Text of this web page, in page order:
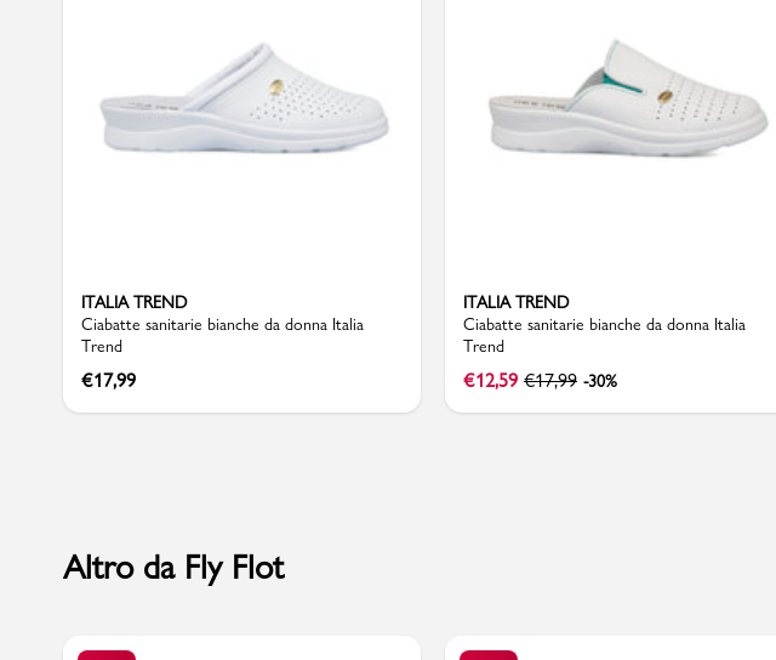
ITALIA TREND
Ciabatte sanitarie bianche da donna Italia
Trend
€17,99
ITALIA TREND
Ciabatte sanitarie bianche da donna Italia
Trend
€12,59 €17,99 -30%
Altro da Fly Flot